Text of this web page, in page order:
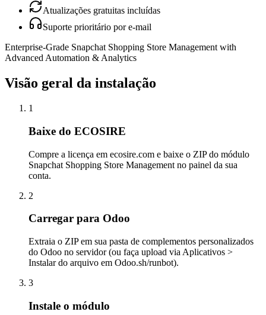
Atualizações gratuitas incluídas
Suporte prioritário por e-mail
Enterprise-Grade Snapchat Shopping Store Management with
Advanced Automation & Analytics
Visão geral da instalação
1
Baixe do ECOSIRE
Compre a licença em ecosire.com e baixe o ZIP do módulo
Snapchat Shopping Store Management no painel da sua
conta.
2
Carregar para Odoo
Extraia o ZIP em sua pasta de complementos personalizados
do Odoo no servidor (ou faça upload via Aplicativos >
Instalar do arquivo em Odoo.sh/runbot).
3
Instale o módulo